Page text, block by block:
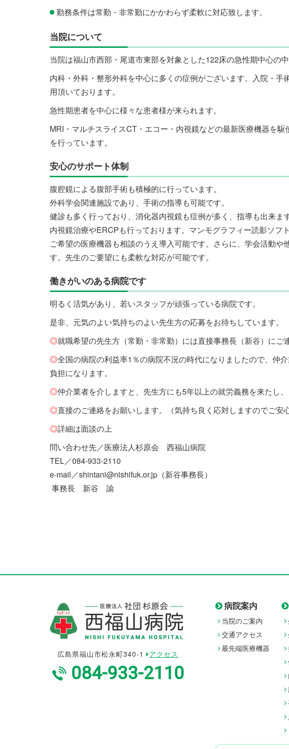
勤務条件は常勤・非常勤にかかわらず柔軟に対応致します。
当院について
当院は福山市西部・尾道市東部を対象とした122床の急性期中心の中
内科・外科・整形外科を中心に多くの症例がございます。入院・
用頂いております。
急性期患者を中心に様々な患者様が来られます。
MRI・マルチスライスCT・エコー・内視鏡などの最新医療機器を
を行っています。
安心のサポート体制
腹腔鏡による腹部手術も積極的に行っています。
外科学会関連施設であり、手術の指導も可能です。
健診も多く行っており、消化器内視鏡も症例が多く、指導も出来ます
内視鏡治療やERCPも行っております。マンモグラフィー読影ソフ
ご希望の医療機器も相談のうえ導入可能です。さらに、学会活動や
す。先生のご要望にも柔軟な対応が可能です。
働きがいのある病院です
明るく活気があり、若いスタッフが頑張っている病院です。
是非、元気のよい気持ちのよい先生方の応募をお待ちしています。
◎就職希望の先生方（常勤・非常勤）には直接事務長（新谷）にご
◎全国の病院の利益率1％の病院不況の時代になりましたので、仲
負担になります。
◎仲介業者を介しますと、先生方にも5年以上の就労義務を来たし
◎直接のご連絡をお願いします。（気持ち良く応対しますのでご安
◎詳細は面談の上
問い合わせ先／医療法人杉原会 西福山病院
TEL／084-933-2110
e-mail／shintani@nishifuk.or.jp（新谷事務長）
事務長 新谷 諭
広島県福山市松永町340-1 アクセス
084-933-2110
病院案内
当院のご案内
交通アクセス
最先端医療機器